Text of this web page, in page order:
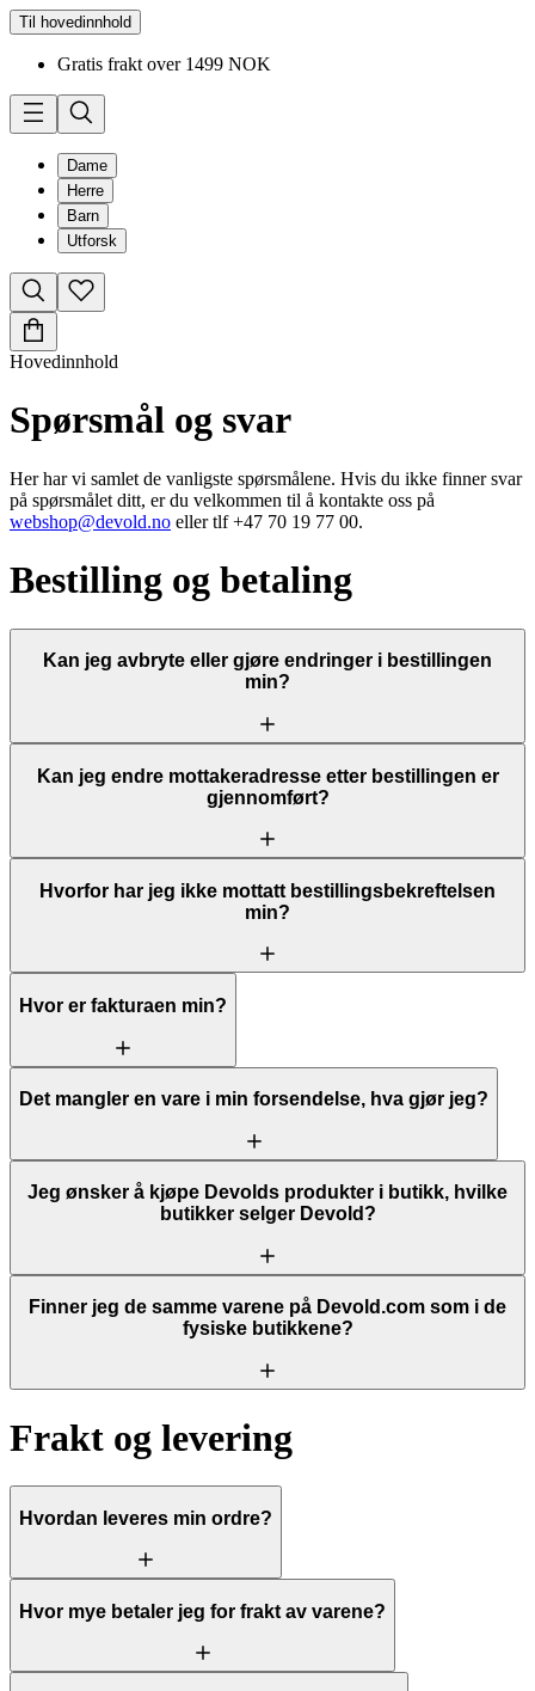
Til hovedinnhold
Gratis frakt over 1499 NOK
Dame
Herre
Barn
Utforsk
Hovedinnhold
Spørsmål og svar
Her har vi samlet de vanligste spørsmålene. Hvis du ikke finner svar
på spørsmålet ditt, er du velkommen til å kontakte oss på
webshop@devold.no eller tlf +47 70 19 77 00.
Bestilling og betaling
Kan jeg avbryte eller gjøre endringer i bestillingen
min?
Kan jeg endre mottakeradresse etter bestillingen er
gjennomført?
Hvorfor har jeg ikke mottatt bestillingsbekreftelsen
min?
Hvor er fakturaen min?
Det mangler en vare i min forsendelse, hva gjør jeg?
Jeg ønsker å kjøpe Devolds produkter i butikk, hvilke
butikker selger Devold?
Finner jeg de samme varene på Devold.com som i de
fysiske butikkene?
Frakt og levering
Hvordan leveres min ordre?
Hvor mye betaler jeg for frakt av varene?